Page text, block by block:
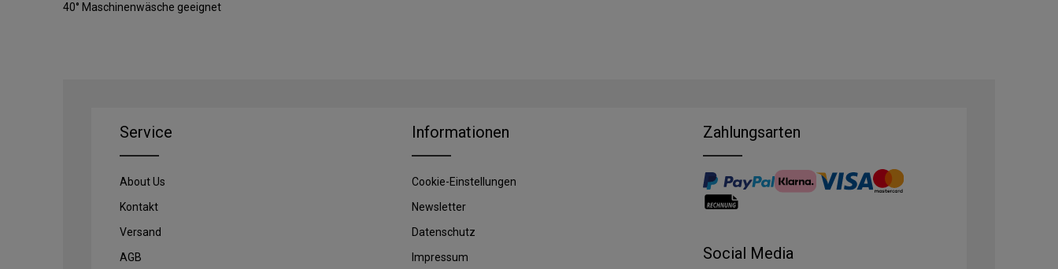
40° Maschinenwäsche geeignet
Service
About Us
Kontakt
Versand
AGB
Informationen
Cookie-Einstellungen
Newsletter
Datenschutz
Impressum
Zahlungsarten
Social Media